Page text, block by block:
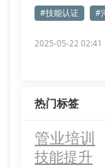
#技能认证 #
2025-05-22 02:41
热门标签
管业培训
技能提升